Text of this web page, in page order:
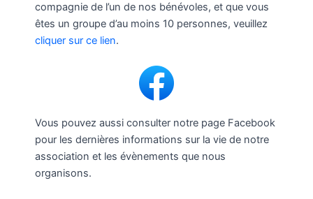
compagnie de l’un de nos bénévoles, et que vous
êtes un groupe d’au moins 10 personnes, veuillez
cliquer sur ce lien.
Vous pouvez aussi consulter notre page Facebook
pour les dernières informations sur la vie de notre
association et les évènements que nous
organisons.